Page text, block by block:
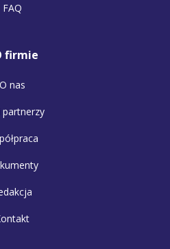
FAQ
firmie
O nas
partnerzy